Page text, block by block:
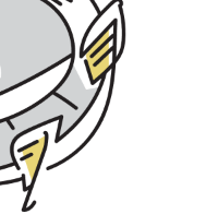
域を代表する 企業100選
政連携記事
企業特別対談
の先駆者
店
ッポンの百選大全集